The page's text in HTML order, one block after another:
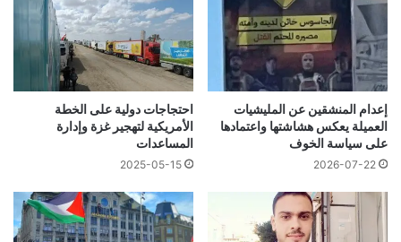
إعدام المنشقين عن المليشيات
العميلة يعكس هشاشتها واعتمادها
على سياسة الخوف
2026-07-22
احتجاجات دولية على الخطة
الأمريكية لتهجير غزة وإدارة
المساعدات
2025-05-15